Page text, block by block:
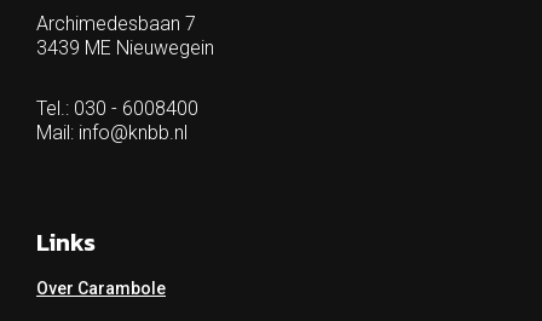
Archimedesbaan 7
3439 ME Nieuwegein
Tel.: 030 - 6008400
Mail: info@knbb.nl
Links
Over Carambole